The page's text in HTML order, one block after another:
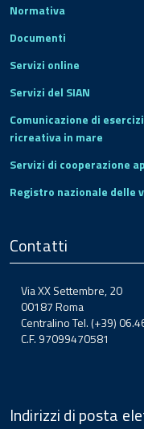
Normativa
Documenti
Servizi online
Servizi del SIAN
Comunicazione di
ricreativa in mare
Servizi di cooperazione
Registro nazionale delle
Contatti
Via XX Settembre, 20
00187 Roma
Centralino Tel. (+39)
C.F. 97099470581
Indirizzi di posta